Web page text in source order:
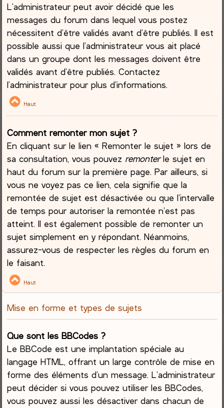
L’administrateur peut avoir décidé que les
messages du forum dans lequel vous postez
nécessitent d’être validés avant d’être publiés. Il est
possible aussi que l’administrateur vous ait placé
dans un groupe dont les messages doivent être
validés avant d’être publiés. Contactez
l’administrateur pour plus d’informations.
Haut
Comment remonter mon sujet ?
En cliquant sur le lien « Remonter le sujet » lors de
sa consultation, vous pouvez remonterle sujet en
haut du forum sur la première page. Par ailleurs, si
vous ne voyez pas ce lien, cela signifie que la
remontée de sujet est désactivée ou que l’intervalle
de temps pour autoriser la remontée n’est pas
atteint. Il est également possible de remonter un
sujet simplement en y répondant. Néanmoins,
assurez-vous de respecter les règles du forum en
le faisant.
Haut
Mise en forme et types de sujets
Que sont les BBCodes ?
Le BBCode est une implantation spéciale au
langage HTML, offrant un large contrôle de mise en
forme des éléments d’un message. L’administrateur
peut décider si vous pouvez utiliser les BBCodes,
vous pouvez aussi les désactiver dans chacun de